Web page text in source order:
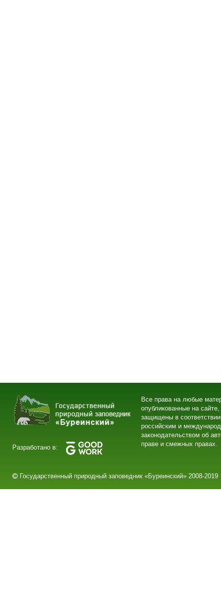
Разработано в:
Все права на любые
опубликованные на сайте,
защищены в
российским и
законодательством об
праве и смежных правах.
Государственный природный заповедник «Буреинский» 2008-2019